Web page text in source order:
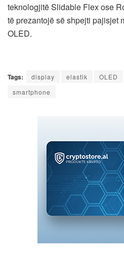
teknologjitë Slidable Flex ose
të prezantojë së shpejti pajisjet
OLED.
Tags: display elastik OLED
smartphone